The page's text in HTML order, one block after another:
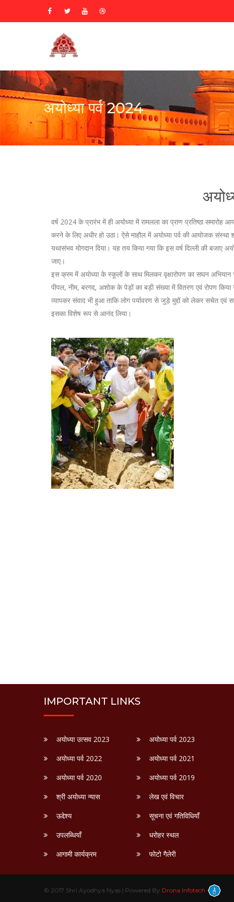
अयोध्या पर्व 2024
वर्ष 2024 के प्रारंभ में ही अयोध्या में रामलला का प्राण प्रतिष्ठा
करने के लिए अधीर हो उठा। ऐसे माहौल में अयोध्या पर्व की आयोजक संस्था
यथासंभव योगदान दिया। यह तय किया गया कि इस वर्ष दिल्ली की बजाए
जाए।
इस क्रम में अयोध्या के स्कूलों के साथ मिलकर वृक्षारोपण का सघन अभियान
पीपल, नीम, बरगद, अशोक के पेड़ों का बड़ी संख्या में वितरण एवं रोपण
व्यापकर संवाद भी हुआ ताकि लोग पर्यावरण से जुड़े मुद्दों को लेकर सचेत एवं
इसका विशेष रूप से आनंद लिया।
IMPORTANT LINKS
अयोध्या उत्सव 2023
अयोध्या पर्व 2023
अयोध्या पर्व 2022
अयोध्या पर्व 2021
अयोध्या पर्व 2020
अयोध्या पर्व 2019
श्री अयोध्या न्यास
लेख एवं विचार
ऊद्देश्य
सूचना एवं गतिविधियाँ
उपलब्धियाँ
धरोहर स्थल
आगामी कार्यक्रम
फोटो गैलेरी
© 2017 Shri Ayodhya Nyas | Powered By Drona Infotech